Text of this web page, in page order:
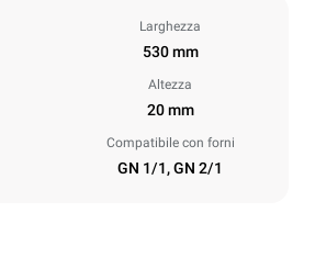
Larghezza
530 mm
Altezza
20 mm
Compatibile con forni
GN 1/1, GN 2/1